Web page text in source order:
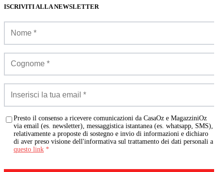
ISCRIVITI ALLA NEWSLETTER
Presto il consenso a ricevere comunicazioni da CasaOz e MagazziniOz
via email (es. newsletter), messaggistica istantanea (es. whatsapp, SMS),
relativamente a proposte di sostegno e invio di informazioni e dichiaro
di aver preso visione dell'informativa sul trattamento dei dati personali a
questo link *